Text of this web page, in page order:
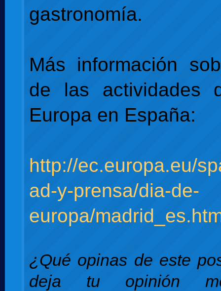
gastronomía.
Más información
de las actividades
Europa en España:
http://ec.europa.eu/
ad-y-prensa/dia-de-
europa/
¿Qué opinas de este
deja tu opinión